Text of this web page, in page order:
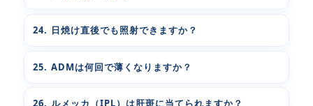
24. 日焼け直後でも照射できますか？
25. ADMは何回で薄くなりますか？